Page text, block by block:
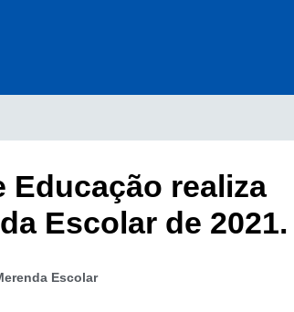
Educação realiza
Escolar de 2021.
Escolar